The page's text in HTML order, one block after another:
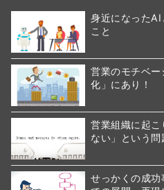
身近になったAI
こと
営業のモチベ
化」にあり！
営業組織に起
ない」という問
せっかくの成